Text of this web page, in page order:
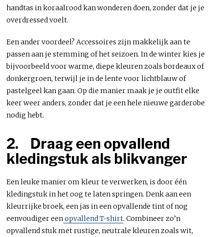
handtas in koraalrood kan wonderen doen, zonder dat je je
overdressed voelt.
Een ander voordeel? Accessoires zijn makkelijk aan te
passen aan je stemming of het seizoen. In de winter kies je
bijvoorbeeld voor warme, diepe kleuren zoals bordeaux of
donkergroen, terwijl je in de lente voor lichtblauw of
pastelgeel kan gaan. Op die manier maak je je outfit elke
keer weer anders, zonder dat je een hele nieuwe garderobe
nodig hebt.
2.
Draag een opvallend
kledingstuk als blikvanger
Een leuke manier om kleur te verwerken, is door één
kledingstuk in het oog te laten springen. Denk aan een
kleurrijke broek, een jas in een opvallende tint of nog
eenvoudiger eenopvallend T-shirt. Combineer zo’n
opvallend stuk met rustige, neutrale kleuren zoals wit,